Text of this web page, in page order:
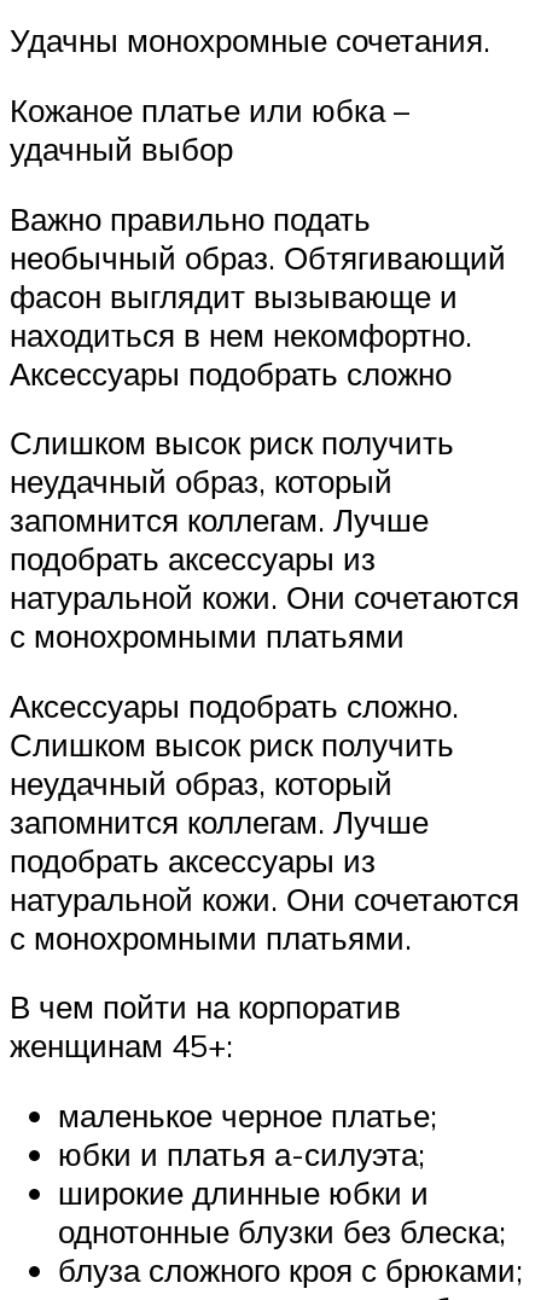
Удачны монохромные сочетания.
Кожаное платье или юбка –
удачный выбор
Важно правильно подать
необычный образ. Обтягивающий
фасон выглядит вызывающе и
находиться в нем некомфортно.
Аксессуары подобрать сложно
Слишком высок риск получить
неудачный образ, который
запомнится коллегам. Лучше
подобрать аксессуары из
натуральной кожи. Они сочетаются
с монохромными платьями
Аксессуары подобрать сложно.
Слишком высок риск получить
неудачный образ, который
запомнится коллегам. Лучше
подобрать аксессуары из
натуральной кожи. Они сочетаются
с монохромными платьями.
В чем пойти на корпоратив
женщинам 45+:
маленькое черное платье;
юбки и платья а-силуэта;
широкие длинные юбки и
однотонные блузки без блеска;
блуза сложного кроя с брюками;